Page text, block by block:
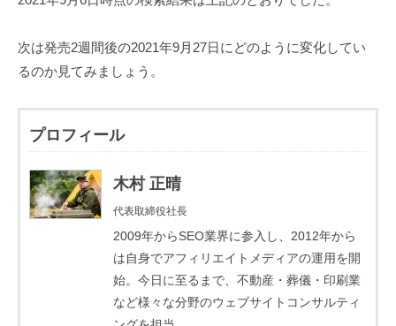
次は発売2週間後の2021年9月27日にどのように変化してい
るのか見てみましょう。
プロフィール
木村 正晴
代表取締役社長
2009年からSEO業界に参入し、2012年から
は自身でアフィリエイトメディアの運用を開
始。今日に至るまで、不動産・葬儀・印刷業
など様々な分野のウェブサイトコンサルティ